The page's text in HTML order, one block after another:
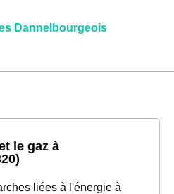
Dannelbourgeois
le gaz à
liées à l'énergie à